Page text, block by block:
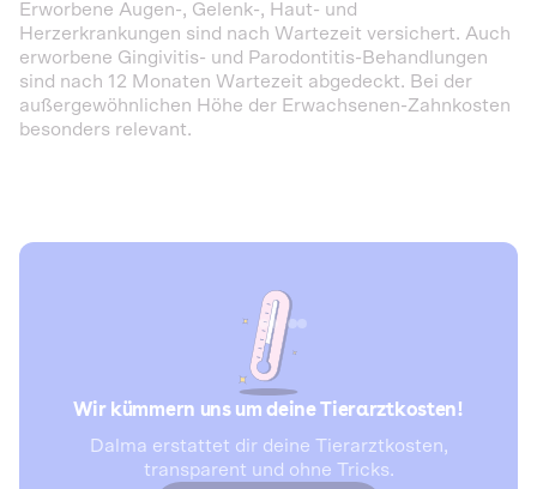
Erworbene Augen-, Gelenk-, Haut- und
Herzerkrankungen sind nach Wartezeit versichert. Auch
erworbene Gingivitis- und Parodontitis-Behandlungen
sind nach 12 Monaten Wartezeit abgedeckt. Bei der
außergewöhnlichen Höhe der Erwachsenen-Zahnkosten
besonders relevant.
Wir kümmern uns um deine Tierarztkosten!
Dalma erstattet dir deine Tierarztkosten,
transparent und ohne Tricks.